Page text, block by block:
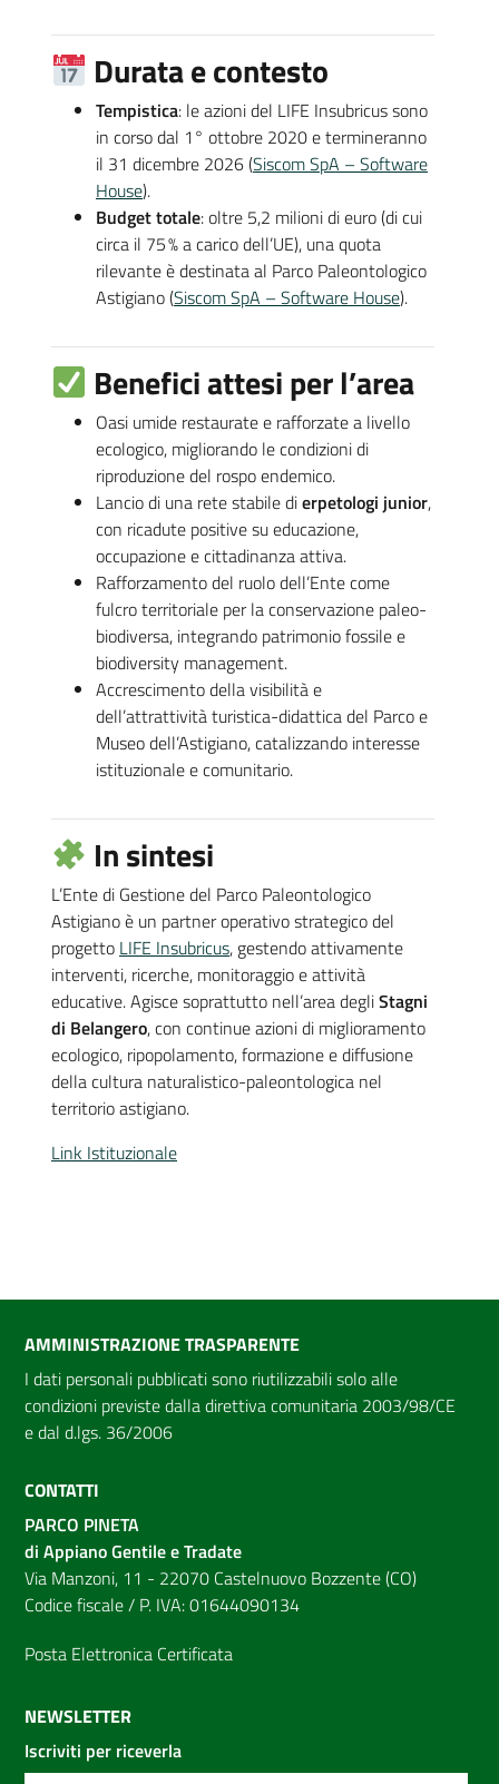
Durata e contesto
Tempistica: le azioni del LIFE Insubricus sono
in corso dal 1° ottobre 2020 e termineranno
il 31 dicembre 2026 (Siscom SpA – Software
House).
Budget totale: oltre 5,2 milioni di euro (di cui
circa il 75 % a carico dell’UE), una quota
rilevante è destinata al Parco Paleontologico
Astigiano (Siscom SpA – Software House).
Benefici attesi per l’area
Oasi umide restaurate e rafforzate a livello
ecologico, migliorando le condizioni di
riproduzione del rospo endemico.
Lancio di una rete stabile dierpetologi junior,
con ricadute positive su educazione,
occupazione e cittadinanza attiva.
Rafforzamento del ruolo dell’Ente come
fulcro territoriale per la conservazione paleo-
biodiversa, integrando patrimonio fossile e
biodiversity management.
Accrescimento della visibilità e
dell’attrattività turistica-didattica del Parco e
Museo dell’Astigiano, catalizzando interesse
istituzionale e comunitario.
In sintesi
L’Ente di Gestione del Parco Paleontologico
Astigiano è un partner operativo strategico del
progetto LIFE Insubricus, gestendo attivamente
interventi, ricerche, monitoraggio e attività
educative. Agisce soprattutto nell’area degliStagni
di Belangero, con continue azioni di miglioramento
ecologico, ripopolamento, formazione e diffusione
della cultura naturalistico-paleontologica nel
territorio astigiano.
Link Istituzionale
AMMINISTRAZIONE TRASPARENTE
I dati personali pubblicati sono riutilizzabili solo alle
condizioni previste dalla direttiva comunitaria 2003/98/CE
e dal d.lgs. 36/2006
CONTATTI
PARCO PINETA
di Appiano Gentile e Tradate
Via Manzoni, 11 - 22070 Castelnuovo Bozzente (CO)
Codice fiscale / P. IVA: 01644090134
Posta Elettronica Certificata
NEWSLETTER
Iscriviti per riceverla